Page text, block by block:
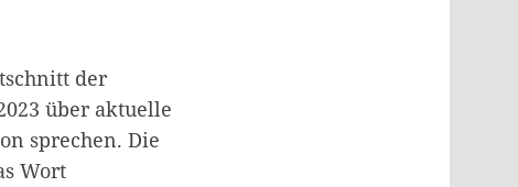
der
über aktuelle
sprechen. Die
Wort